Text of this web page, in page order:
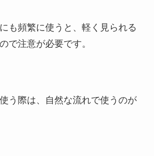
も頻繁に使うと、軽く見られる
で注意が必要です。
う際は、自然な流れで使うのが